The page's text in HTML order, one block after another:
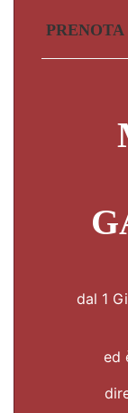
dal 1
ed